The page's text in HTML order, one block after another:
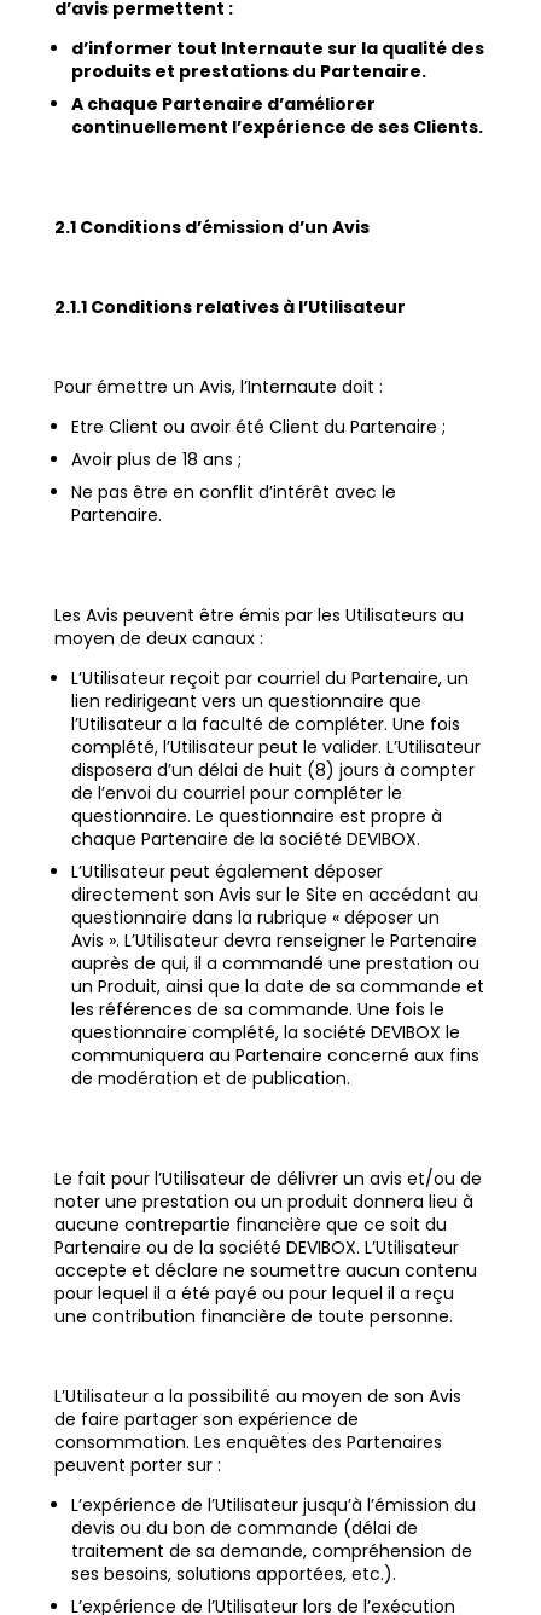
d’avis permettent :
d’informer tout Internaute sur la qualité des
produits et prestations du Partenaire.
A chaque Partenaire d’améliorer
continuellement l’expérience de ses Clients.
2.1 Conditions d’émission d’un Avis
2.1.1 Conditions relatives à l’Utilisateur
Pour émettre un Avis, l’Internaute doit :
Etre Client ou avoir été Client du Partenaire ;
Avoir plus de 18 ans ;
Ne pas être en conflit d’intérêt avec le
Partenaire.
Les Avis peuvent être émis par les Utilisateurs au
moyen de deux canaux :
L’Utilisateur reçoit par courriel du Partenaire, un
lien redirigeant vers un questionnaire que
l’Utilisateur a la faculté de compléter. Une fois
complété, l’Utilisateur peut le valider. L’Utilisateur
disposera d’un délai de huit (8) jours à compter
de l’envoi du courriel pour compléter le
questionnaire. Le questionnaire est propre à
chaque Partenaire de la société DEVIBOX.
L’Utilisateur peut également déposer
directement son Avis sur le Site en accédant au
questionnaire dans la rubrique « déposer un
Avis ». L’Utilisateur devra renseigner le Partenaire
auprès de qui, il a commandé une prestation ou
un Produit, ainsi que la date de sa commande et
les références de sa commande. Une fois le
questionnaire complété, la société DEVIBOX le
communiquera au Partenaire concerné aux fins
de modération et de publication.
Le fait pour l’Utilisateur de délivrer un avis et/ou de
noter une prestation ou un produit donnera lieu à
aucune contrepartie financière que ce soit du
Partenaire ou de la société DEVIBOX. L’Utilisateur
accepte et déclare ne soumettre aucun contenu
pour lequel il a été payé ou pour lequel il a reçu
une contribution financière de toute personne.
L’Utilisateur a la possibilité au moyen de son Avis
de faire partager son expérience de
consommation. Les enquêtes des Partenaires
peuvent porter sur :
L’expérience de l’Utilisateur jusqu’à l’émission du
devis ou du bon de commande (délai de
traitement de sa demande, compréhension de
ses besoins, solutions apportées, etc.).
L’expérience de l’Utilisateur lors de l’exécution